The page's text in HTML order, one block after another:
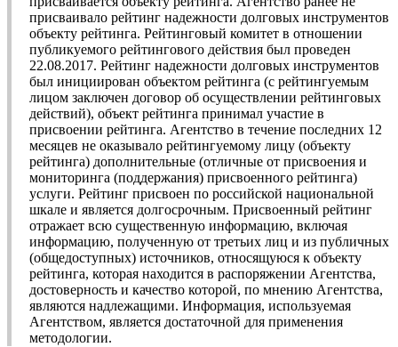
присваивало рейтинг надежности долговых инструментов
объекту рейтинга. Рейтинговый комитет в отношении
публикуемого рейтингового действия был проведен
22.08.2017. Рейтинг надежности долговых инструментов
был инициирован объектом рейтинга (с рейтингуемым
лицом заключен договор об осуществлении рейтинговых
действий), объект рейтинга принимал участие в
присвоении рейтинга. Агентство в течение последних 12
месяцев не оказывало рейтингуемому лицу (объекту
рейтинга) дополнительные (отличные от присвоения и
мониторинга (поддержания) присвоенного рейтинга)
услуги. Рейтинг присвоен по российской национальной
шкале и является долгосрочным. Присвоенный рейтинг
отражает всю существенную информацию, включая
информацию, полученную от третьих лиц и из публичных
(общедоступных) источников, относящуюся к объекту
рейтинга, которая находится в распоряжении Агентства,
достоверность и качество которой, по мнению Агентства,
являются надлежащими. Информация, используемая
Агентством, является достаточной для применения
методологии.